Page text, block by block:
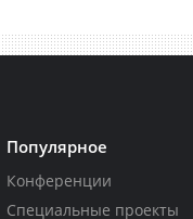
Популярное
Конференции
Специальные проекты